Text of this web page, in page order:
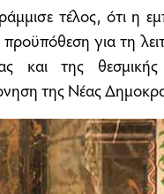
τέλος, ότι η
για τη
και της
της Νέας